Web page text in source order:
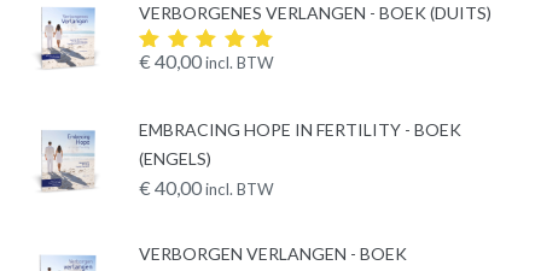
VERBORGENES VERLANGEN - BOEK (DUITS)
Rated
€ 40,00 incl. BTW
EMBRACING HOPE IN FERTILITY - BOEK
(ENGELS)
€40,00 incl. BTW
VERBORGEN VERLANGEN - BOEK